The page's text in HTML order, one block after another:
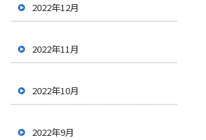
2022年12月
2022年11月
2022年10月
2022年9月